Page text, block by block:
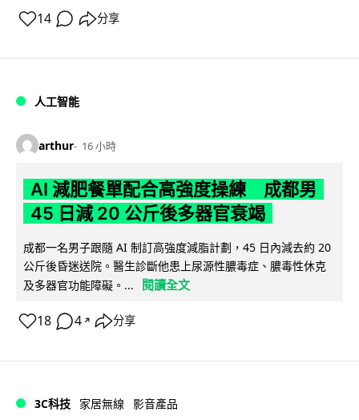
14 分享
人工智能
arthur 16 小時
AI 減肥餐單配合高強度操練 成都男
45 日減 20 公斤後多器官衰竭
成都一名男子跟隨 AI 制訂高強度減脂計劃，45 日內減去約 20
公斤後昏迷送院。醫生診斷他患上尿源性膿毒症、膿毒性休克
及多器官功能障礙。...
閱讀全文
18 4 ↗ 分享
3C科技 家居無線 影音產品